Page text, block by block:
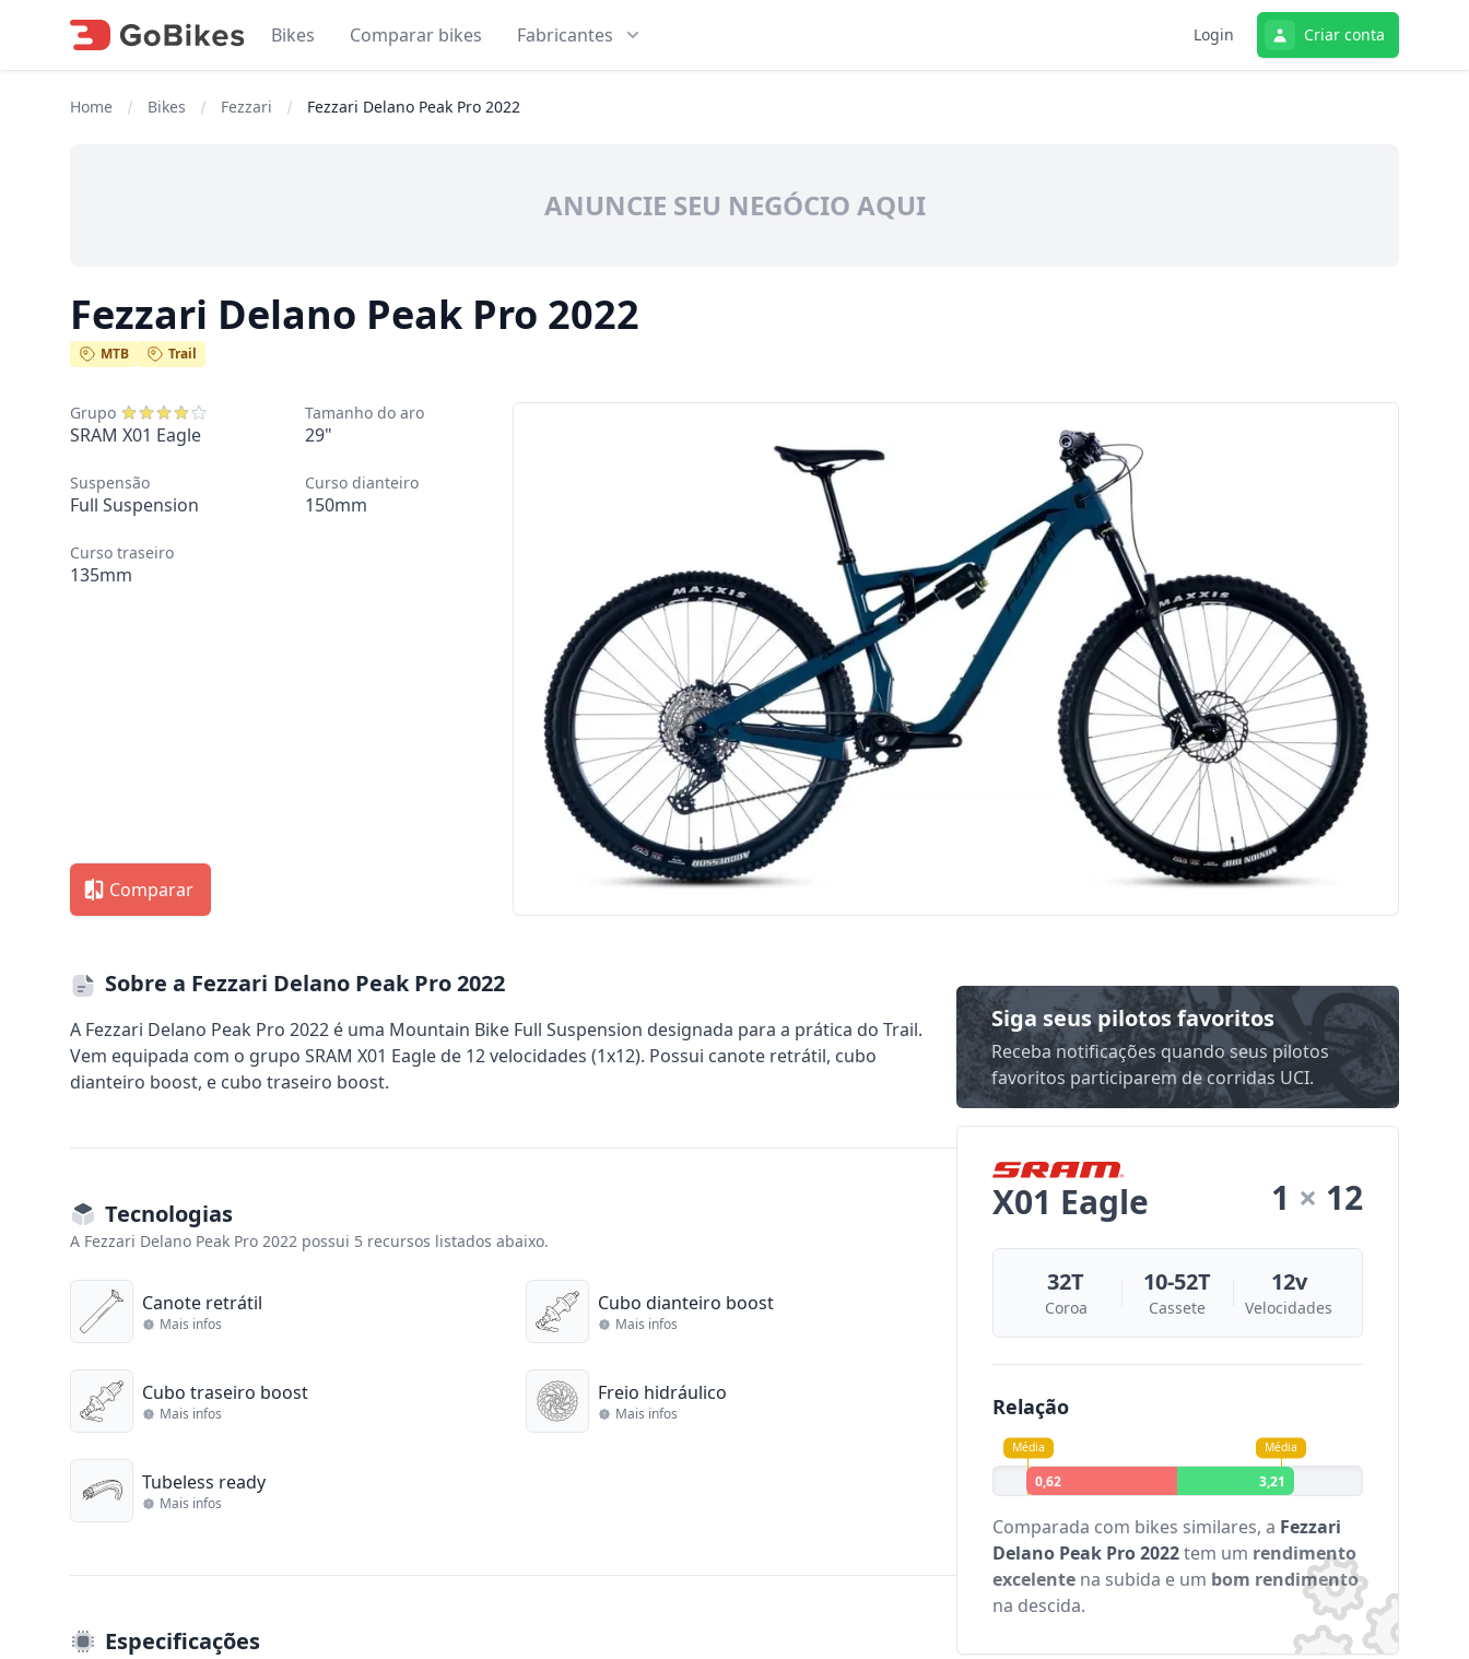
Bikes Comparar bikes Fabricantes Login Criar conta
Home Bikes Fezzari Fezzari Delano Peak Pro 2022
ANUNCIE SEU NEGÓCIO AQUI
Fezzari Delano Peak Pro 2022
MTB Trail
Grupo
SRAM X01 Eagle
Tamanho do aro
29"
Suspensão
Full Suspension
Curso dianteiro
150mm
Curso traseiro
135mm
Comparar
Sobre a Fezzari Delano Peak Pro 2022
A Fezzari Delano Peak Pro 2022 é uma Mountain Bike Full Suspension designada para a prática do Trail.
Vem equipada com o grupo SRAM X01 Eagle de 12 velocidades (1x12). Possui canote retrátil, cubo
dianteiro boost, e cubo traseiro boost.
Tecnologias
A Fezzari Delano Peak Pro 2022 possui 5 recursos listados abaixo.
Canote retrátil
Mais infos
Cubo dianteiro boost
Mais infos
Cubo traseiro boost
Mais infos
Freio hidráulico
Mais infos
Tubeless ready
Mais infos
Especificações
Siga seus pilotos favoritos
Receba notificações quando seus pilotos
favoritos participarem de corridas UCI.
X01 Eagle 1 × 12
Coroa
32T
Cassete
10-52T
Velocidades
12v
Relação
Média
0,62
Média
3,21
Comparada com bikes similares, a Fezzari
Delano Peak Pro 2022tem um rendimento
excelentena subida e um bom rendimento
na descida.